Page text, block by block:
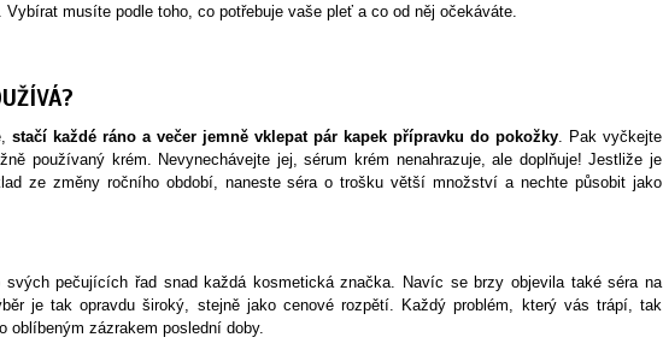
musíte podle toho, co potřebuje vaše pleť a co od něj očekáváte.
stačí každé ráno a večer jemně vklepat pár kapek přípravku do pokožky. Pak vyčkejte
používaný krém. Nevynechávejte jej, sérum krém nenahrazuje, ale doplňuje! Jestliže je
ze změny ročního období, naneste séra o trošku větší množství a nechte působit jako
svých pečujících řad snad každá kosmetická značka. Navíc se brzy objevila také séra na
je tak opravdu široký, stejně jako cenové rozpětí. Každý problém, který vás trápí, tak
zázrakem poslední doby.